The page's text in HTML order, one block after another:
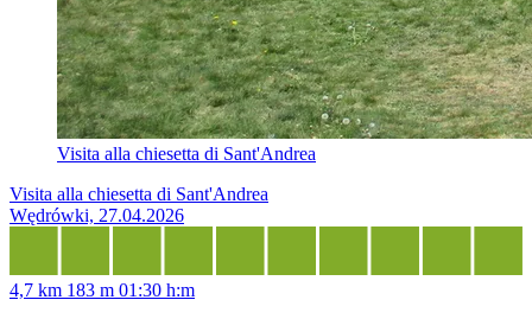
Visita alla chiesetta di Sant'Andrea
Visita alla chiesetta di Sant'Andrea
Wędrówki, 27.04.2026
4,7 km 183 m 01:30 h:m